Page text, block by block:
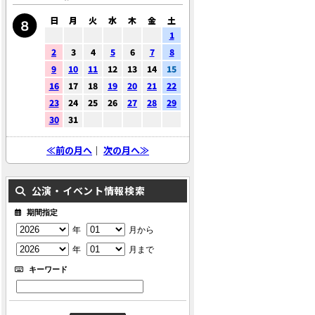
日 月 火 水 木 金
土
1
2
3 4 5 6 7
8
9
10 11 12 13 14
15
16
17 18 19 20 21
22
23
24 25 26 27 28
29
30
31
≪前の月へ ｜ 次の月へ≫
公演・イベント情報検索
期間指定
年
月から
年
月まで
キーワード